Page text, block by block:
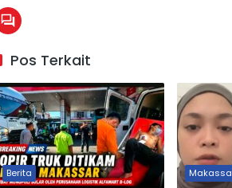
Pos Terkait
Berita